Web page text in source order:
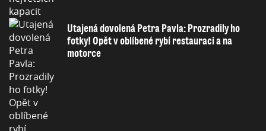
Utajená dovolená Petra Pavla: Prozradily ho
fotky! Opět v oblíbené rybí restauraci a na
motorce